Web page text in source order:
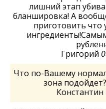
лишний этап
бланшировка! А
приготовить что
Григорий
Что по-Вашему
зона
Константин